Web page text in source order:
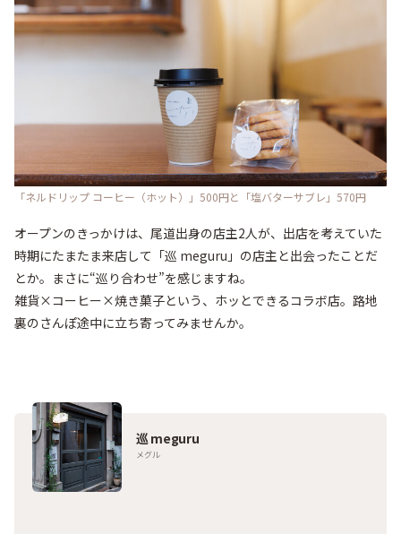
「ネルドリップ コーヒー（ホット）」500円と「塩バターサブレ」570円
オープンのきっかけは、尾道出身の店主2人が、出店を考えていた
時期にたまたま来店して「巡 meguru」の店主と出会ったことだ
とか。まさに“巡り合わせ”を感じますね。
雑貨×コーヒー×焼き菓子という、ホッとできるコラボ店。路地
裏のさんぽ途中に立ち寄ってみませんか。
巡 meguru
メグル